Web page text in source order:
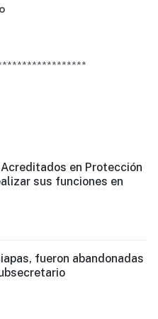
en Protección
sus funciones en
fueron abandonadas